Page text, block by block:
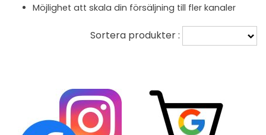
Möjlighet att skala din försäljning till fler kanaler
Sortera produkter :